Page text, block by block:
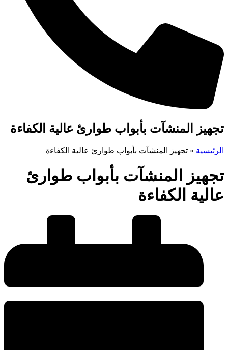
تجهيز المنشآت بأبواب طوارئ عالية الكفاءة
الرئيسية » تجهيز المنشآت بأبواب طوارئ عالية الكفاءة
تجهيز المنشآت بأبواب طوارئ
عالية الكفاءة